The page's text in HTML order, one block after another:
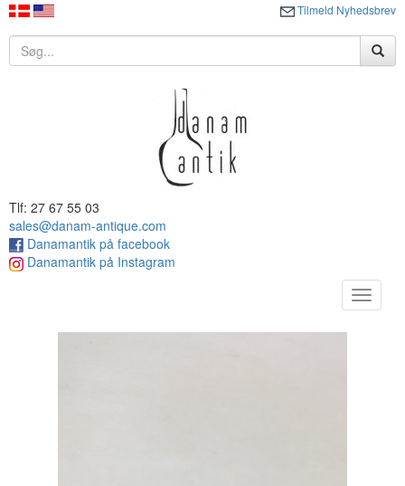
Tilmeld Nyhedsbrev
Tlf: 27 67 55 03
sales@danam-antique.com
Danamantik på facebook
Danamantik på Instagram
Toggle